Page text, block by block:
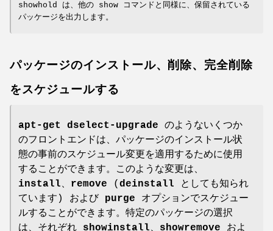
showhold は、他の show コマンドと同様に、保留されている
パッケージを出力します。
パッケージのインストール、削除、完全削除
をスケジュールする
apt-get dselect-upgrade のようないくつか
のフロントエンドは、パッケージのインストール状
態の事前のスケジュール変更を適用するために使用
することができます。このような変更は、
install、 remove ( deinstall としても知られ
ています) および purge オプションでスケジュー
ルすることができます。特定のパッケージの選択
は、それぞれ showinstall、 showremove およ